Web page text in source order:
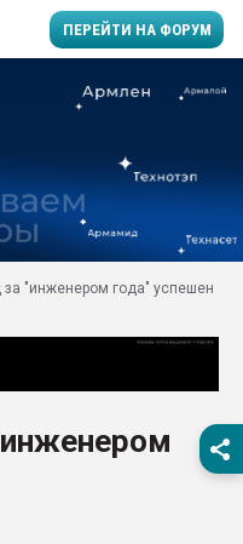
ПЕРЕЙТИ НА ФОРУМ
умельцы изготовили
колонок полностью из
Продажа готового
производство SPC
заводу пластмасс"
Вакуум-формовочные
ближайшее
Подмосковье, Москва
за "инженером года" успешен